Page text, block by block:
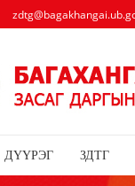
ДҮҮРЭГ ЗДТГ